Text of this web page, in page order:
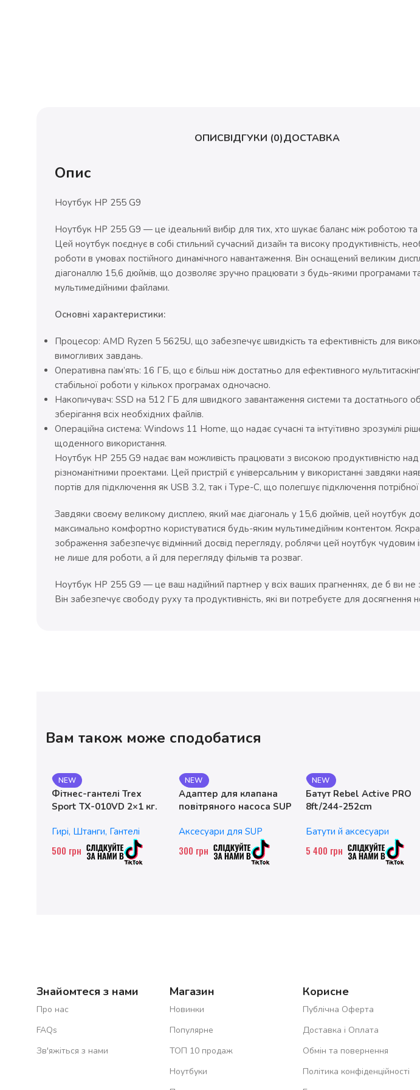
ОПИСВІДГУКИ (0)ДОСТАВКА
Опис
Ноутбук HP 255 G9
Ноутбук HP 255 G9 — це ідеальний вибір для тих, хто шукає баланс між роботою та
Цей ноутбук поєднує в собі стильний сучасний дизайн та високу продуктивність,
роботи в умовах постійного динамічного навантаження. Він оснащений великим
діагоналлю 15,6 дюймів, що дозволяє зручно працювати з будь-якими програмами
мультимедійними файлами.
Основні характеристики:
Процесор: AMD Ryzen 5 5625U, що забезпечує швидкість та ефективність для
вимогливих завдань.
Оперативна пам’ять: 16 ГБ, що є більш ніж достатньо для ефективного
стабільної роботи у кількох програмах одночасно.
Накопичувач: SSD на 512 ГБ для швидкого завантаження системи та достатнього
зберігання всіх необхідних файлів.
Операційна система: Windows 11 Home, що надає сучасні та інтуїтивно зрозумілі
щоденного використання.
Ноутбук HP 255 G9 надає вам можливість працювати з високою продуктивністю над
різноманітними проектами. Цей пристрій є універсальним у використанні завдяки
портів для підключення як USB 3.2, так і Type-C, що полегшує підключення
Завдяки своєму великому дисплею, який має діагональ у 15,6 дюймів, цей ноутбук
максимально комфортно користуватися будь-яким мультимедійним контентом.
зображення забезпечує відмінний досвід перегляду, роблячи цей ноутбук чудовим
не лише для роботи, а й для перегляду фільмів та розваг.
Ноутбук HP 255 G9 — це ваш надійний партнер у всіх ваших прагненнях, де б ви не
Він забезпечує свободу руху та продуктивність, які ви потребуєте для досягнення
Вам також може сподобатися
NEW
Фітнес-гантелі Trex
Sport TX-010VD 2×1 кг.
Гирі, Штанги, Гантелі
500 грн
NEW
Адаптер для клапана
повітряного насоса SUP
Аксесуари для SUP
300 грн
NEW
Батут Rebel Active PRO
8ft/244-252cm
Батути й аксесуари
5 400 грн
Знайомтеся з нами
Про нас
FAQs
Зв'яжіться з нами
Магазин
Новинки
Популярне
ТОП 10 продаж
Ноутбуки
Корисне
Публічна Оферта
Доставка і Оплата
Обмін та повернення
Політика конфіденційності